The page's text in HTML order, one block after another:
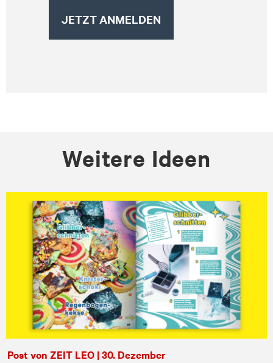
Weitere Ideen
Post von ZEIT LEO | 30. Dezember